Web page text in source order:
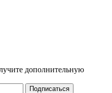
дополнительную